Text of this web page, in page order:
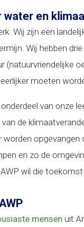
water en
Wij zijn een
Wij hebben
(natuurvriendelijke
moeten
van onze
de
en zo de
wil die
mensen uit